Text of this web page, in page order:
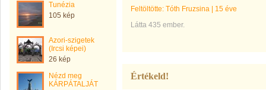
Tunézia
105 kép
Azori-szigetek
(Ircsi képei)
26 kép
Nézd meg
KÁRPÁTALJÁT
Feltöltötte: Tóth Fruzsina
15 éve
Látta 435 ember.
Értékeld!